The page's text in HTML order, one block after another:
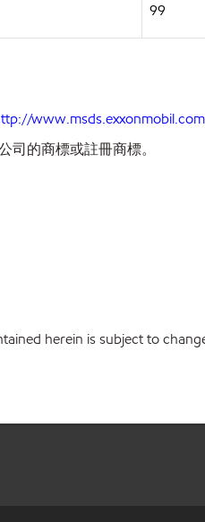
99
的商標或註冊商標。
herein is subject to